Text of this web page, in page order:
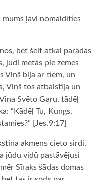
mums ļāvi nomaldīties
bet šeit atkal parādās
jūdi metās pie zemes
Viņš bija ar tiem, un
Viņš tos atbalstīja un
Svēto Garu, tādēļ
“Kādēļ Tu, Kungs,
[Jes.9:17]
akmens cieto sirdi,
jūdu vidū pastāvējusi
Sīraks šādas domas